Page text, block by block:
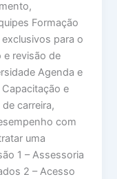
Formação
para o
e revisão de
Agenda e
e
carreira,
com
uma
1 – Assessoria
2 – Acesso